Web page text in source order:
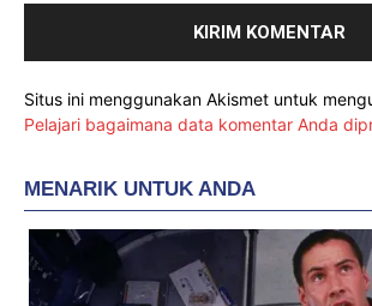
Situs ini menggunakan Akismet untuk
Pelajari bagaimana data komentar Anda